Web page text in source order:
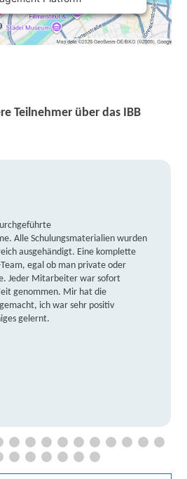
Teilnehmer über das IBB
Alle Schulungsmaterialien wurden
ausgehändigt. Eine komplette
egal ob man private oder
Jeder Mitarbeiter war sofort
genommen. Mir hat die
ich war sehr positiv
gelernt.